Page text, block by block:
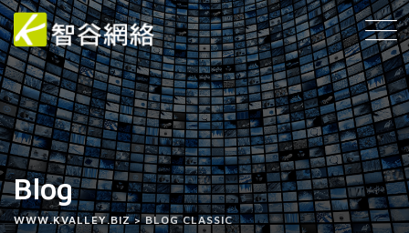
Blog
WWW.KVALLEY.BIZ>BLOG CLASSIC